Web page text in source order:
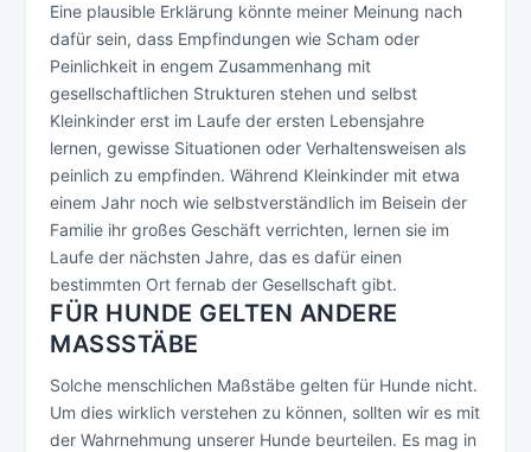
Eine plausible Erklärung könnte meiner Meinung nach
dafür sein, dass Empfindungen wie Scham oder
Peinlichkeit in engem Zusammenhang mit
gesellschaftlichen Strukturen stehen und selbst
Kleinkinder erst im Laufe der ersten Lebensjahre
lernen, gewisse Situationen oder Verhaltensweisen als
peinlich zu empfinden. Während Kleinkinder mit etwa
einem Jahr noch wie selbstverständlich im Beisein der
Familie ihr großes Geschäft verrichten, lernen sie im
Laufe der nächsten Jahre, das es dafür einen
bestimmten Ort fernab der Gesellschaft gibt.
FÜR HUNDE GELTEN ANDERE
MASSSTÄBE
Solche menschlichen Maßstäbe gelten für Hunde nicht.
Um dies wirklich verstehen zu können, sollten wir es mit
der Wahrnehmung unserer Hunde beurteilen. Es mag in